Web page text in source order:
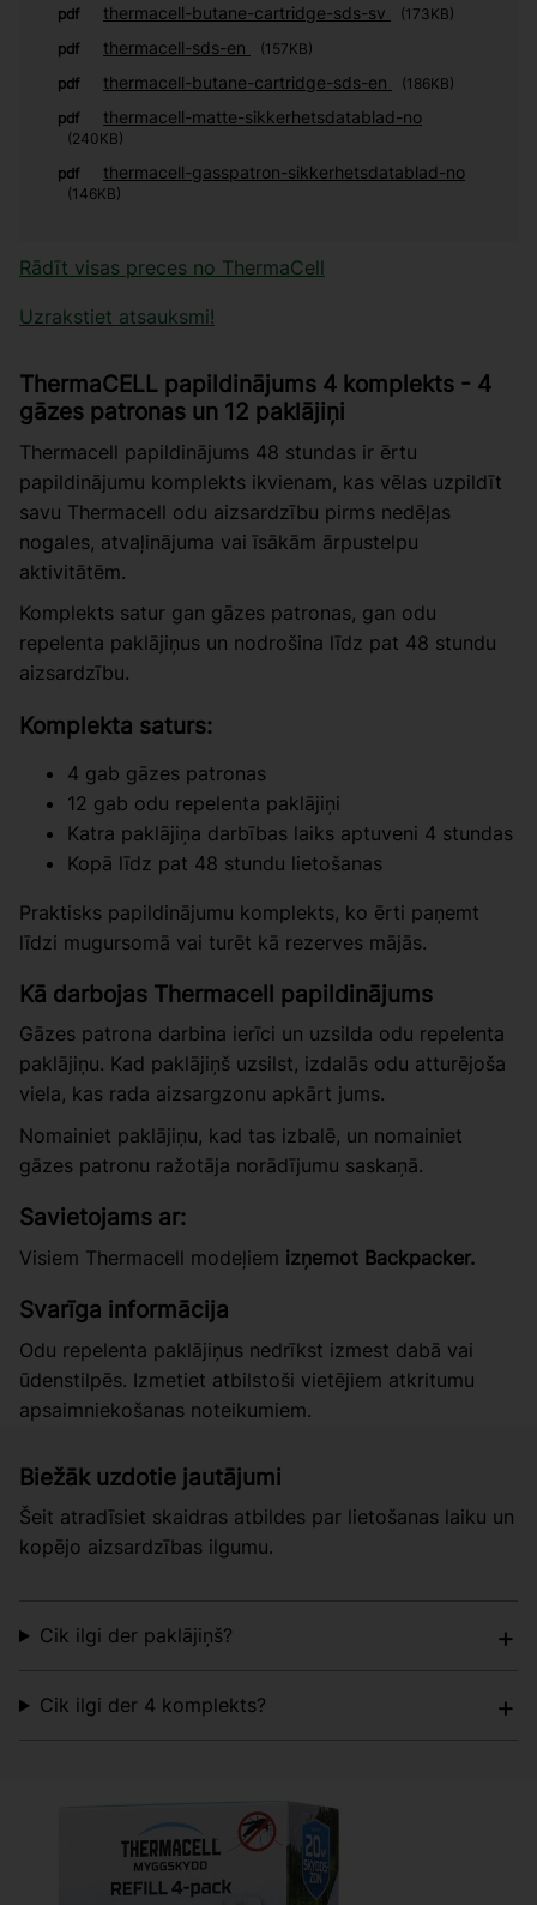
pdf
thermacell-butane-cartridge-sds-sv
173KB
pdf
thermacell-sds-en
157KB
pdf
thermacell-butane-cartridge-sds-en
186KB
pdf
thermacell-matte-sikkerhetsdatablad-no
240KB
pdf
thermacell-gasspatron-sikkerhetsdatablad-no
146KB
Rādīt visas preces no ThermaCell
Uzrakstiet atsauksmi!
ThermaCELL papildinājums 4 komplekts - 4
gāzes patronas un 12 paklājiņi
Thermacell papildinājums 48 stundas ir ērtu
papildinājumu komplekts ikvienam, kas vēlas uzpildīt
savu Thermacell odu aizsardzību pirms nedēļas
nogales, atvaļinājuma vai īsākām ārpustelpu
aktivitātēm.
Komplekts satur gan gāzes patronas, gan odu
repelenta paklājiņus un nodrošina līdz pat 48 stundu
aizsardzību.
Komplekta saturs:
4 gab gāzes patronas
12 gab odu repelenta paklājiņi
Katra paklājiņa darbības laiks aptuveni 4 stundas
Kopā līdz pat 48 stundu lietošanas
Praktisks papildinājumu komplekts, ko ērti paņemt
līdzi mugursomā vai turēt kā rezerves mājās.
Kā darbojas Thermacell papildinājums
Gāzes patrona darbina ierīci un uzsilda odu repelenta
paklājiņu. Kad paklājiņš uzsilst, izdalās odu atturējoša
viela, kas rada aizsargzonu apkārt jums.
Nomainiet paklājiņu, kad tas izbalē, un nomainiet
gāzes patronu ražotāja norādījumu saskaņā.
Savietojams ar:
Visiem Thermacell modeļiem izņemot Backpacker.
Svarīga informācija
Odu repelenta paklājiņus nedrīkst izmest dabā vai
ūdenstilpēs. Izmetiet atbilstoši vietējiem atkritumu
apsaimniekošanas noteikumiem.
Biežāk uzdotie jautājumi
Šeit atradīsiet skaidras atbildes par lietošanas laiku un
kopējo aizsardzības ilgumu.
Cik ilgi der paklājiņš?
Cik ilgi der 4 komplekts?